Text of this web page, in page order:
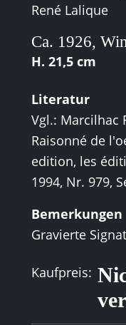
René Lalique
Ca. 1926,
H. 21,5 cm
Literatur
Vgl.: Marcilhac
Raisonné de
edition, les
1994, Nr. 979,
Bemerkungen
Gravierte
Kaufpreis: